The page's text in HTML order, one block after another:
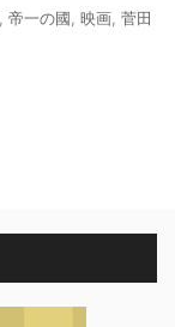
帝一の國 映画 菅田